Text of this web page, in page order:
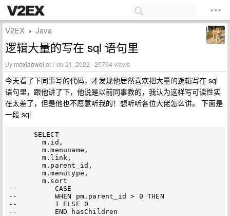
V2EX › Java
逻辑大量的写在 sql 语句里
By moxiaowei at Feb 21, 2022 · 20764 views
今天看了下同事写的代码，才发现他居然喜欢把大量的逻辑写在 sql
语句里，跟他讲了下，他说是以前同事教的，我认为这样写可读性实
在太差了，但是他也不愿意听我的！想听听各位大佬怎么讲。 下面是
一段 sql
        m.id,
        m.menuname,
        m.link,
        m.parent_id,
        m.menutype,
        m.sort
--         CASE
--         WHEN pm.parent_id > 0 THEN
--         1 ELSE 0
--         END hasChildren